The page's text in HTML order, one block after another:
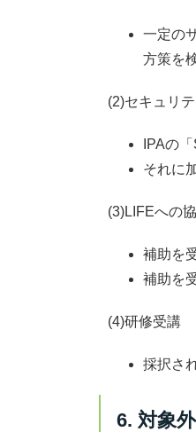
一定の
方策を
(2)セキュリ
IPAの
それに
(3)LIFEへの
補助を
補助を
(4)研修受講
採択さ
6. 対象